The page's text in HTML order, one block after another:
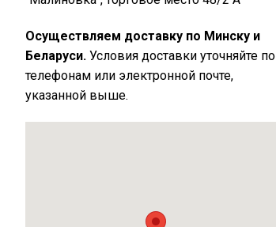
Осуществляем доставку по Минску и
Беларуси.Условия доставки уточняйте по
телефонам или электронной почте,
указанной выше.